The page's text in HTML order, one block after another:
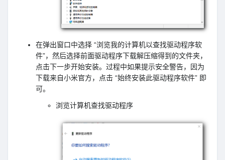
在弹出窗口中选择 “浏览我的计算机以查找驱动程序软
件”，然后选择前面驱动程序下载解压缩得到的文件夹，
点击下一步开始安装。过程中如果提示安全警告，因为
下载来自小米官方，点击 “始终安装此驱动程序软件” 即
可。
浏览计算机查找驱动程序